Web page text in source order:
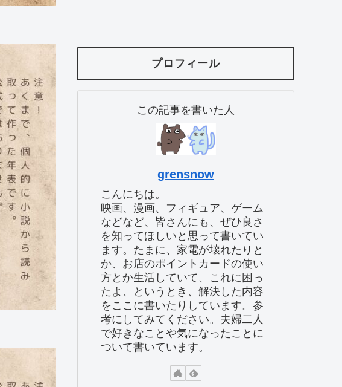
プロフィール
この記事を書いた人
grensnow
こんにちは。
映画、漫画、フィギュア、ゲーム
などなど、皆さんにも、ぜひ良さ
を知ってほしいと思って書いてい
ます。たまに、家電が壊れたりと
か、お店のポイントカードの使い
方とか生活していて、これに困っ
たよ、というとき、解決した内容
をここに書いたりしています。参
考にしてみてください。夫婦二人
で好きなことや気になったことに
ついて書いています。